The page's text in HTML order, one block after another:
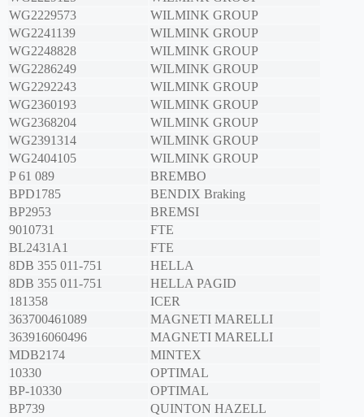
WG2229573
WILMINK GROUP
WG2241139
WILMINK GROUP
WG2248828
WILMINK GROUP
WG2286249
WILMINK GROUP
WG2292243
WILMINK GROUP
WG2360193
WILMINK GROUP
WG2368204
WILMINK GROUP
WG2391314
WILMINK GROUP
WG2404105
WILMINK GROUP
P 61 089
BREMBO
BPD1785
BENDIX Braking
BP2953
BREMSI
9010731
FTE
BL2431A1
FTE
8DB 355 011-751
HELLA
8DB 355 011-751
HELLA PAGID
181358
ICER
363700461089
MAGNETI MARELLI
363916060496
MAGNETI MARELLI
MDB2174
MINTEX
10330
OPTIMAL
BP-10330
OPTIMAL
BP739
QUINTON HAZELL